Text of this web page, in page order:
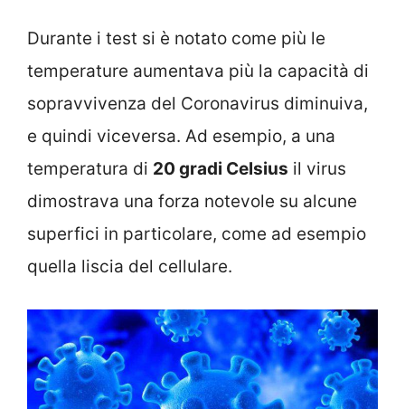
Durante i test si è notato come più le
temperature aumentava più la capacità di
sopravvivenza del Coronavirus diminuiva,
e quindi viceversa. Ad esempio, a una
temperatura di 20 gradi Celsius il virus
dimostrava una forza notevole su alcune
superfici in particolare, come ad esempio
quella liscia del cellulare.